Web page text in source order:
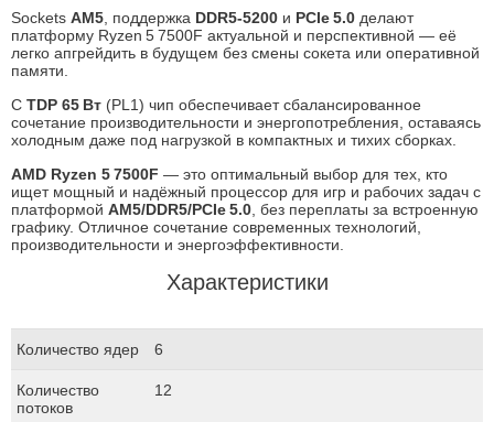
Sockets AM5 , поддержка DDR5‑5200 и PCIe 5.0 делают
платформу Ryzen 5 7500F актуальной и перспективной — её
легко апгрейдить в будущем без смены сокета или оперативной
памяти
С TDP 65 Вт (PL1) чип обеспечивает сбалансированное
сочетание производительности и энергопотребления, оставаясь
холодным даже под нагрузкой в компактных и тихих сборках
AMD Ryzen 5 7500F — это оптимальный выбор для тех, кто
ищет мощный и надёжный процессор для игр и рабочих задач с
платформой AM5/DDR5/PCIe 5.0 , без переплаты за встроенную
графику. Отличное сочетание современных технологий,
производительности и энергоэффективности.
Характеристики
Количество ядер 6
Количество
потоков
12